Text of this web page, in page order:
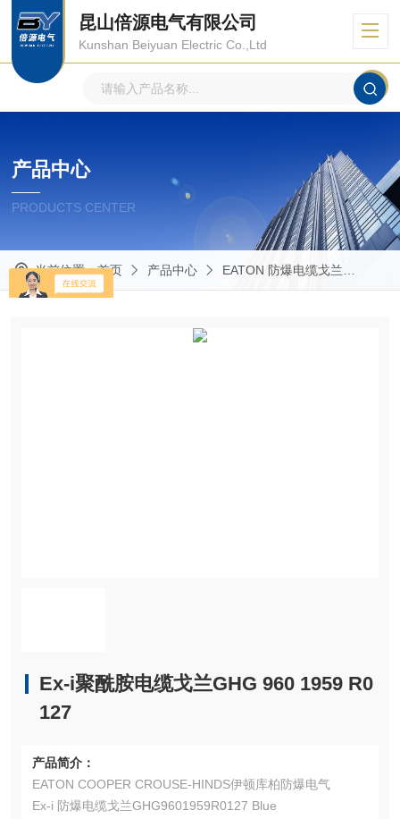
昆山倍源电气有限公司
Kunshan Beiyuan Electric Co.,Ltd
产品中心
PRODUCTS CENTER
当前位置：首页 产品中心 EATON 防爆电缆戈兰
Ex-i聚酰胺电缆戈兰GHG 960 1959 R0
127
产品简介：
EATON COOPER CROUSE-HINDS伊顿库柏防爆电气
Ex-i 防爆电缆戈兰GHG9601959R0127 Blue